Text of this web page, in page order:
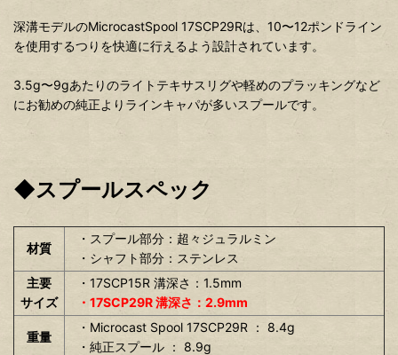
深溝モデルのMicrocastSpool 17SCP29Rは、10〜12ポンドライン
を使用するつりを快適に行えるよう設計されています。
3.5g〜9gあたりのライトテキサスリグや軽めのプラッキングなど
にお勧めの純正よりラインキャパが多いスプールです。
◆スプールスペック
材質
・スプール部分：超々ジュラルミン
・シャフト部分：ステンレス
主要
サイズ
・17SCP15R 溝深さ：1.5mm
・17SCP29R 溝深さ：2.9mm
重量
・Microcast Spool 17SCP29R ： 8.4g
・純正スプール ： 8.9g